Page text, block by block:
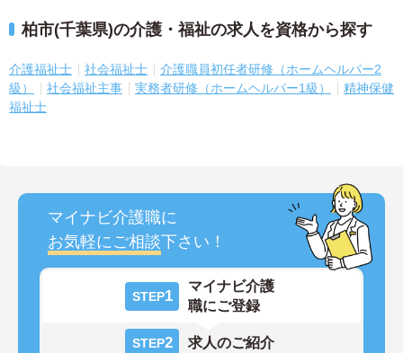
柏市(千葉県)の介護・福祉の求人を資格から探す
介護福祉士 社会福祉士
介護職員初任者研修（ホームヘルパー2
級）
社会福祉主事 実務者研修（ホームヘルパー1級）
精神保健
福祉士
マイナビ介護職に
お気軽にご相談下さい！
STEP1
マイナビ介護
職にご登録
STEP2 求人のご紹介